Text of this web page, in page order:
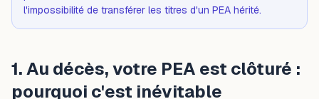
l'impossibilité de transférer les titres d'un PEA hérité.
1. Au décès, votre PEA est clôturé :
pourquoi c'est inévitable